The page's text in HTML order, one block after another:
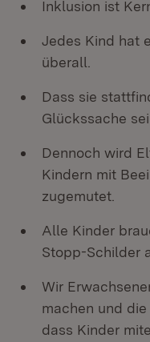
Inklusion ist
Jedes Kind hat
überall.
Dass sie
Glückssache
Dennoch wird
Kindern mit
zugemutet.
Alle Kinder
Stopp-Schilder
Wir
machen und
dass Kinder